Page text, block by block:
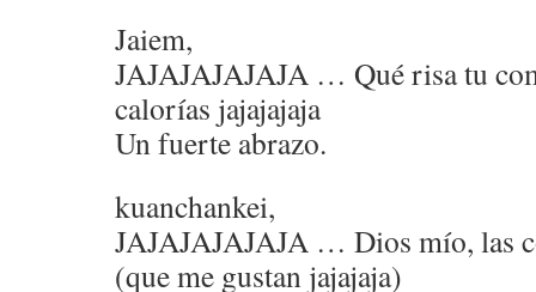
Jaiem,
JAJAJAJAJAJA … Qué risa tu
calorías jajajajaja
Un fuerte abrazo.
kuanchankei,
JAJAJAJAJAJA … Dios mío, las
(que me gustan jajajaja)